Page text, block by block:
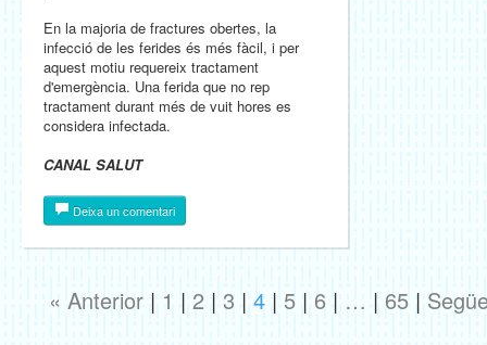
En la majoria de fractures obertes, la
infecció de les ferides és més fàcil, i per
aquest motiu requereix tractament
d'emergència. Una ferida que no rep
tractament durant més de vuit hores es
considera infectada.
CANAL SALUT
Deixa un comentari
« Anterior | 1 | 2 | 3 | 4 | 5 | 6 | … | 65 |